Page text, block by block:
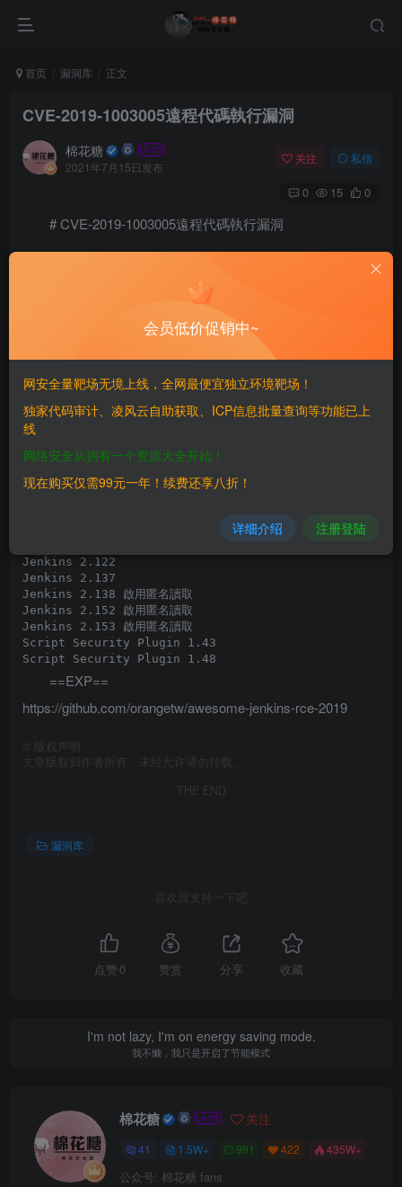
首页 漏洞库 正文
CVE-2019-1003005遠程代碼執行漏洞
棉花糖
2021年7月15日发布
关注 私信
0 15 0
# CVE-2019-1003005遠程代碼執行漏洞
Jenkins 2.152 啟用匿名讀取
Script Security Plugin 1.43
==EXP==
https://github.com/orangetw/awesome-jenkins-rce-2019
Jenkins 2.122
Jenkins 2.137
Jenkins 2.138 啟用匿名讀取
Jenkins 2.152 啟用匿名讀取
Jenkins 2.153 啟用匿名讀取
Script Security Plugin 1.43
==EXP==
https://github.com/orangetw/awesome-jenkins-rce-2019
版权声明
文章版权归作者所有，未经允许请勿转载。
THE END
漏洞库
喜欢就支持一下吧
点赞 0 赞赏 分享 收藏
I'm not lazy, I'm on energy saving mode.
我不懒，我只是开启了节能模式
棉花糖 关注
41 1.5W+ 991 422 435W+
公众号: 棉花糖 fans
会员低价促销中~
网安全量靶场无境上线，全网最便宜独立环境靶场！
独家代码审计、凌风云自助获取、ICP信息批量查询等功能已上
线
网络安全从拥有一个资源大全开始！
现在购买仅需99元一年！续费还享八折！
详细介绍 注册登陆